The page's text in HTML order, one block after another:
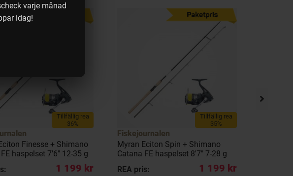
varje månad
idag!
Tillfällig rea
36%
Finesse + Shimano
haspelset 7'6" 12-35 g
1 199 kr
Tillfällig rea
35%
Fiskejournalen
Myran Eciton Spin + Shimano
Catana FE haspelset 8'7" 7-28 g
REA pris:
1 199 kr